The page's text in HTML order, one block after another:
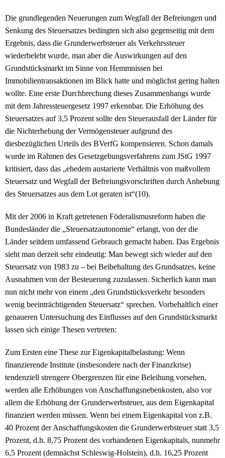
Die grundlegenden Neuerungen zum Wegfall der Befreiungen und
Senkung des Steuersatzes bedingten sich also gegenseitig mit dem
Ergebnis, dass die Grunderwerbsteuer als Verkehrssteuer
wiederbelebt wurde, man aber die Auswirkungen auf den
Grundstücksmarkt im Sinne von Hemmnissen bei
Immobilientransaktionen im Blick hatte und möglichst gering halten
wollte. Eine erste Durchbrechung dieses Zusammenhangs wurde
mit dem Jahressteuergesetz 1997 erkennbar. Die Erhöhung des
Steuersatzes auf 3,5 Prozent sollte den Steuerausfall der Länder für
die Nichterhebung der Vermögensteuer aufgrund des
diesbezüglichen Urteils des BVerfG kompensieren. Schon damals
wurde im Rahmen des Gesetzgebungsverfahrens zum JStG 1997
kritisiert, dass das „ehedem austarierte Verhältnis von maßvollem
Steuersatz und Wegfall der Befreiungsvorschriften durch Anhebung
des Steuersatzes aus dem Lot geraten ist“(10).
Mit der 2006 in Kraft getretenen Föderalismusreform haben die
Bundesländer die „Steuersatzautonomie“ erlangt, von der die
Länder seitdem umfassend Gebrauch gemacht haben. Das Ergebnis
sieht man derzeit sehr eindeutig: Man bewegt sich wieder auf den
Steuersatz von 1983 zu – bei Beibehaltung des Grundsatzes, keine
Ausnahmen von der Besteuerung zuzulassen. Sicherlich kann man
nun nicht mehr von einem „den Grundstücksverkehr besonders
wenig beeinträchtigenden Steuersatz“ sprechen. Vorbehaltlich einer
genaueren Untersuchung des Einflusses auf den Grundstücksmarkt
lassen sich einige Thesen vertreten:
Zum Ersten eine These zur Eigenkapitalbelastung: Wenn
finanzierende Institute (insbesondere nach der Finanzkrise)
tendenziell strengere Obergrenzen für eine Beleihung vorsehen,
werden alle Erhöhungen von Anschaffungsnebenkosten, also vor
allem die Erhöhung der Grunderwerbsteuer, aus dem Eigenkapital
finanziert werden müssen. Wenn bei einem Eigenkapital von z.B.
40 Prozent der Anschaffungskosten die Grunderwerbsteuer statt 3,5
Prozent, d.h. 8,75 Prozent des vorhandenen Eigenkapitals, nunmehr
6,5 Prozent (demnächst Schleswig-Holstein), d.h. 16,25 Prozent